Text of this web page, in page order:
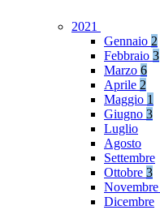
2021
Gennaio 2
Febbraio 3
Marzo 6
Aprile 2
Maggio 1
Giugno 3
Luglio
Agosto
Settembre
Ottobre 3
Novembre
Dicembre